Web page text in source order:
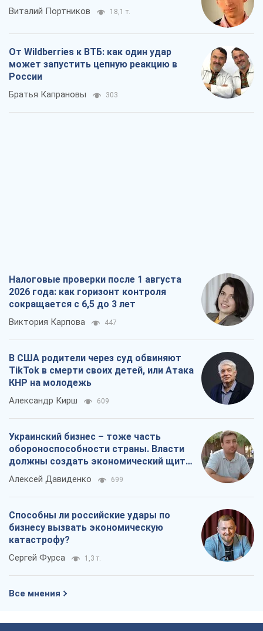
Виталий Портников 18,1 т.
От Wildberries к ВТБ: как один удар
может запустить цепную реакцию в
России
Братья Капрановы 303
Налоговые проверки после 1 августа
2026 года: как горизонт контроля
сокращается с 6,5 до 3 лет
Виктория Карпова 447
В США родители через суд обвиняют
TikTok в смерти своих детей, или Атака
КНР на молодежь
Александр Кирш 609
Украинский бизнес – тоже часть
обороноспособности страны. Власти
должны создать экономический щит
для компаний
Алексей Давиденко 699
Способны ли российские удары по
бизнесу вызвать экономическую
катастрофу?
Сергей Фурса 1,3 т.
Все мнения